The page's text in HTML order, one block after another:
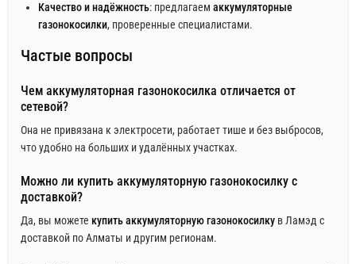
Качество и надёжность: предлагаем аккумуляторные
газонокосилки, проверенные специалистами.
Частые вопросы
Чем аккумуляторная газонокосилка отличается от
сетевой?
Она не привязана к электросети, работает тише и без выбросов,
что удобно на больших и удалённых участках.
Можно ли купить аккумуляторную газонокосилку с
доставкой?
Да, вы можете купить аккумуляторную газонокосилкув Ламэд с
доставкой по Алматы и другим регионам.